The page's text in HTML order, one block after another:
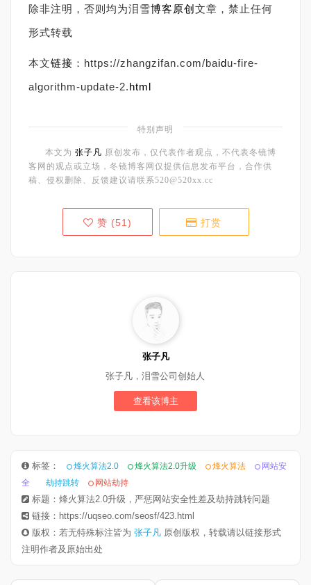
除非注明，否则均为泪雪博客 原创 文章，禁止任何
形式转载
本文链接 ：https://zhangzifan.com/baidu-fire-
algorithm-update-2.html
特别声明
本文为 张子凡 原创发布，仅代表作者观点，不代表冬镜博
客网的观点或立场，冬镜博客网仅提供信息发布平台，合作供
稿、侵权删除、反馈建议请联系520@520xx.cc
赞 (51 ) 打赏
张子凡
张子凡，泪雪公司创始人
查看该博主
标签： 烽火算法2.0 烽火算法2.0升级 烽火算法
网站安
全
劫持跳转 网站劫持
标题：烽火算法2.0升级，严惩网站安全性差及劫持跳转问题
链接：https://uqseo.com/seosf/423.html
版权：若无特殊标注皆为 张子凡 原创版权，转载请以链接形式
注明作者及原始出处